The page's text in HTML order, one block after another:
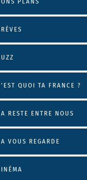
QUOI TA FRANCE ?
RESTE ENTRE NOUS
VOUS REGARDE